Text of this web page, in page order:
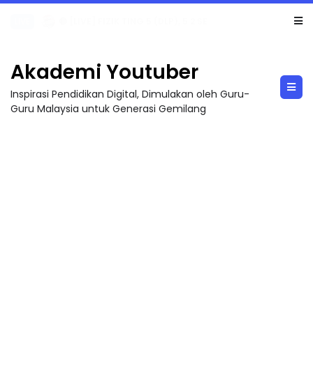
Akademi Youtuber
Inspirasi Pendidikan Digital, Dimulakan oleh Guru-
Guru Malaysia untuk Generasi Gemilang